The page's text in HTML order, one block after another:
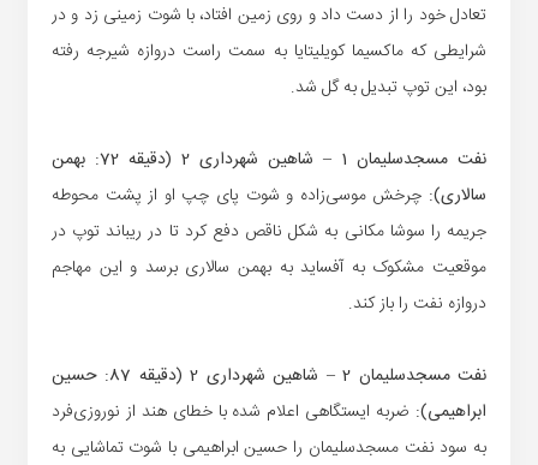
تعادل خود را از دست داد و روی زمین افتاد، با شوت زمینی زد و در
شرایطی که ماکسیما کویلیتایا به سمت راست دروازه شیرجه رفته
بود، این توپ تبدیل به گل شد.
نفت مسجدسلیمان 1 – شاهین شهرداری 2 (دقیقه 72: بهمن
سالاری): چرخش موسی‌زاده و شوت پای چپ او از پشت محوطه
جریمه را سوشا مکانی به شکل ناقص دفع کرد تا در ریباند توپ در
موقعیت مشکوک به آفساید به بهمن سالاری برسد و این مهاجم
دروازه نفت را باز کند.
نفت مسجدسلیمان 2 – شاهین شهرداری 2 (دقیقه 87: حسین
ابراهیمی): ضربه ایستگاهی اعلام شده با خطای هند از نوروزی‌فرد
به سود نفت مسجدسلیمان را حسین ابراهیمی با شوت تماشایی به